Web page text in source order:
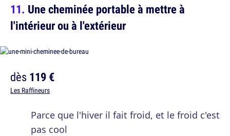
Une cheminée portable à mettre à
l'intérieur ou à l'extérieur
dès119 €
Les Raffineurs
Parce que l'hiver il fait froid, et le froid c'est
pas cool